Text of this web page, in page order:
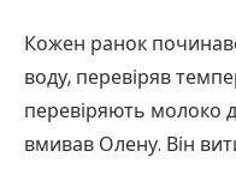
Кожен ранок
воду, перевіряв
перевіряють молоко
вмивав Олену. Він